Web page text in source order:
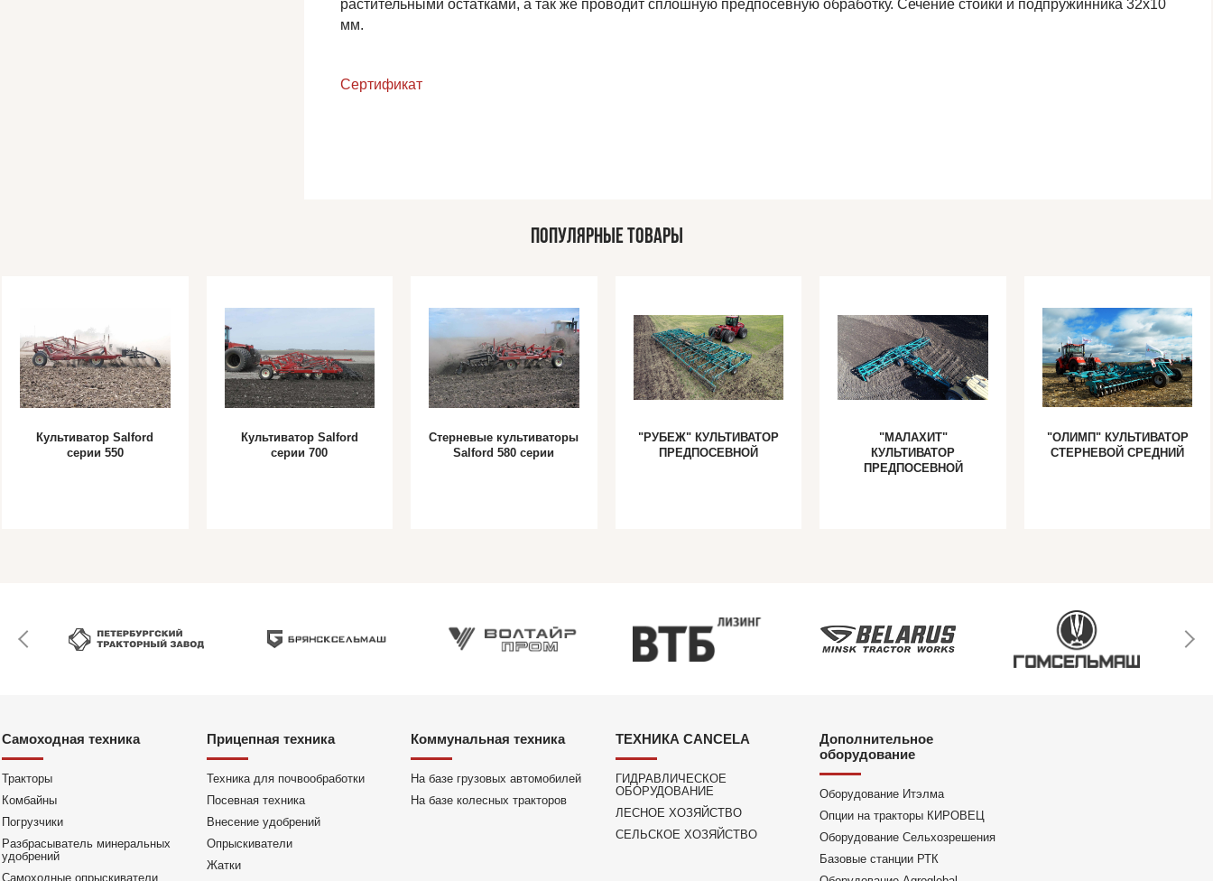
растительными остатками, а так же проводит сплошную предпосевную обработку. Сечение стойки и подпружинника 32х10
мм.
Сертификат
ПОПУЛЯРНЫЕ ТОВАРЫ
Культиватор Salford
серии 550
Культиватор Salford
серии 700
Стерневые культиваторы
Salford 580 серии
"РУБЕЖ" КУЛЬТИВАТОР
ПРЕДПОСЕВНОЙ
"МАЛАХИТ"
КУЛЬТИВАТОР
ПРЕДПОСЕВНОЙ
"ОЛИМП" КУЛЬТИВАТОР
СТЕРНЕВОЙ СРЕДНИЙ
Самоходная техника
Тракторы
Комбайны
Погрузчики
Разбрасыватель минеральных
удобрений
Самоходные опрыскиватели
Прицепная техника
Техника для почвообработки
Посевная техника
Внесение удобрений
Опрыскиватели
Жатки
Коммунальная техника
На базе грузовых автомобилей
На базе колесных тракторов
ТЕХНИКА CANCELA
ГИДРАВЛИЧЕСКОЕ
ОБОРУДОВАНИЕ
ЛЕСНОЕ ХОЗЯЙСТВО
СЕЛЬСКОЕ ХОЗЯЙСТВО
Дополнительное
оборудование
Оборудование Итэлма
Опции на тракторы КИРОВЕЦ
Оборудование Сельхозрешения
Базовые станции РТК